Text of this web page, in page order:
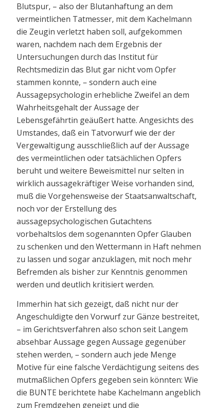
Blutspur, – also der Blutanhaftung an dem
vermeintlichen Tatmesser, mit dem Kachelmann
die Zeugin verletzt haben soll, aufgekommen
waren, nachdem nach dem Ergebnis der
Untersuchungen durch das Institut für
Rechtsmedizin das Blut gar nicht vom Opfer
stammen konnte, – sondern auch eine
Aussagepsychologin erhebliche Zweifel an dem
Wahrheitsgehalt der Aussage der
Lebensgefährtin geäußert hatte. Angesichts des
Umstandes, daß ein Tatvorwurf wie der der
Vergewaltigung ausschließlich auf der Aussage
des vermeintlichen oder tatsächlichen Opfers
beruht und weitere Beweismittel nur selten in
wirklich aussagekräftiger Weise vorhanden sind,
muß die Vorgehensweise der Staatsanwaltschaft,
noch vor der Erstellung des
aussagepsychologischen Gutachtens
vorbehaltslos dem sogenannten Opfer Glauben
zu schenken und den Wettermann in Haft nehmen
zu lassen und sogar anzuklagen, mit noch mehr
Befremden als bisher zur Kenntnis genommen
werden und deutlich kritisiert werden.
Immerhin hat sich gezeigt, daß nicht nur der
Angeschuldigte den Vorwurf zur Gänze bestreitet,
– im Gerichtsverfahren also schon seit Langem
absehbar Aussage gegen Aussage gegenüber
stehen werden, – sondern auch jede Menge
Motive für eine falsche Verdächtigung seitens des
mutmaßlichen Opfers gegeben sein könnten: Wie
die BUNTE berichtete habe Kachelmann angeblich
zum Fremdgehen geneigt und die